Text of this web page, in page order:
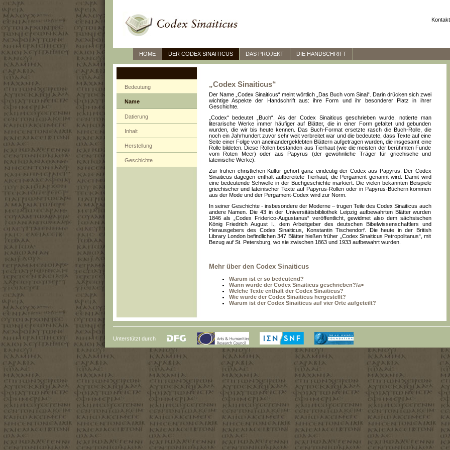
Kontakt
HOME DER CODEX SINAITICUS DAS PROJEKT DIE HANDSCHRIFT
Bedeutung
Name
Datierung
Inhalt
Herstellung
Geschichte
„Codex Sinaiticus“
Der Name „Codex Sinaiticus“ meint wörtlich „Das Buch vom Sinai“. Darin drücken sich zwei
wichtige Aspekte der Handschrift aus: ihre Form und ihr besonderer Platz in ihrer
Geschichte.
„Codex“ bedeutet „Buch“. Als der Codex Sinaiticus geschrieben wurde, notierte man
literarische Werke immer häufiger auf Blätter, die in einer Form gefaltet und gebunden
wurden, die wir bis heute kennen. Das Buch-Format ersetzte rasch die Buch-Rolle, die
noch ein Jahrhundert zuvor sehr weit verbreitet war und die bedeutete, dass Texte auf eine
Seite einer Folge von aneinandergeklebten Blättern aufgetragen wurden, die insgesamt eine
Rolle bildeten. Diese Rollen bestanden aus Tierhaut (wie die meisten der berühmten Funde
vom Roten Meer) oder aus Papyrus (der gewöhnliche Träger für griechische und
lateinische Werke).
Zur frühen christlichen Kultur gehört ganz eindeutig der Codex aus Papyrus. Der Codex
Sinaiticus dagegen enthält aufbereitete Tierhaut, die Pergament genannt wird. Damit wird
eine bedeutende Schwelle in der Buchgeschichte markiert. Die vielen bekannten Beispiele
griechischer und lateinischer Texte auf Papyrus-Rollen oder in Papyrus-Büchern kommen
aus der Mode und der Pergament-Codex wird zur Norm.
In seiner Geschichte - insbesondere der Moderne – trugen Teile des Codex Sinaiticus auch
andere Namen. Die 43 in der Universitätsbibliothek Leipzig aufbewahrten Blätter wurden
1846 als „Codex Friderico-Augustanus“ veröffentlicht, gewidmet also dem sächsischen
König Friedrich August I., dem Arbeitgeber des deutschen Bibelwissenschaftlers und
Herausgebers des Codex Sinaiticus, Konstantin Tischendorf. Die heute in der British
Library London befindlichen 347 Blätter hießen früher „Codex Sinaiticus Petropolitanus“, mit
Bezug auf St. Petersburg, wo sie zwischen 1863 und 1933 aufbewahrt wurden.
Mehr über den Codex Sinaiticus
Warum ist er so bedeutend?
Wann wurde der Codex Sinaiticus geschrieben?/a>
Welche Texte enthält der Codex Sinaiticus?
Wie wurde der Codex Sinaiticus hergestellt?
Warum ist der Codex Sinaiticus auf vier Orte aufgeteilt?
Unterstützt durch